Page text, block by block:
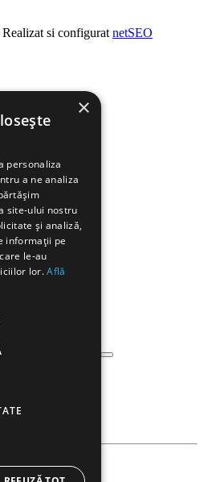
si configurat netSEO
×
personaliza
a ne analiza
site-ului nostru
și analiză,
informații pe
le-au
lor.Află